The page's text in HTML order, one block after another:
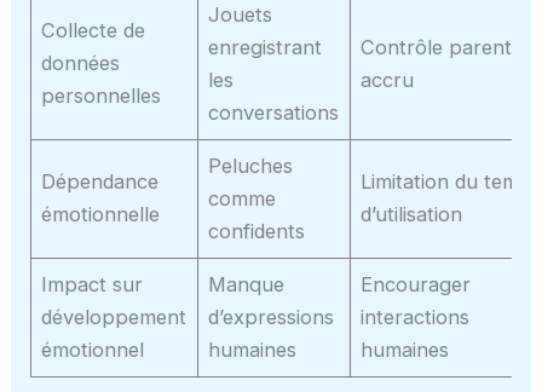
Collecte de
données
personnelles
Jouets
enregistrant
les
conversations
Contrôle parental
accru
Dépendance
émotionnelle
Peluches
comme
confidents
Limitation du temps
d’utilisation
Impact sur
développement
émotionnel
Manque
d’expressions
humaines
Encourager
interactions
humaines